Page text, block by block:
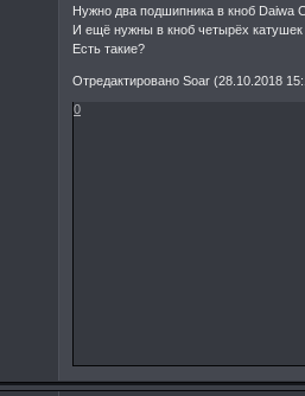
Нужно два подшипника в кноб Daiwa
И ещё нужны в кноб четырёх катушек
Есть такие?
Отредактировано Soar (28.10.2018
0